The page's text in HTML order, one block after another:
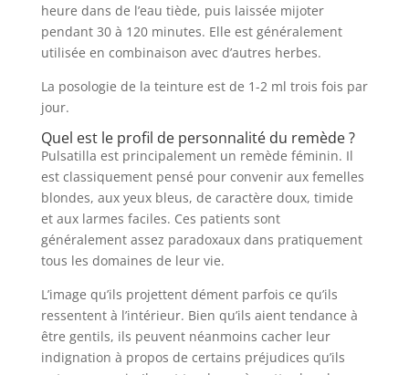
heure dans de l’eau tiède, puis laissée mijoter
pendant 30 à 120 minutes. Elle est généralement
utilisée en combinaison avec d’autres herbes.
La posologie de la teinture est de 1-2 ml trois fois par
jour.
Quel est le profil de personnalité du remède ?
Pulsatilla est principalement un remède féminin. Il
est classiquement pensé pour convenir aux femelles
blondes, aux yeux bleus, de caractère doux, timide
et aux larmes faciles. Ces patients sont
généralement assez paradoxaux dans pratiquement
tous les domaines de leur vie.
L’image qu’ils projettent dément parfois ce qu’ils
ressentent à l’intérieur. Bien qu’ils aient tendance à
être gentils, ils peuvent néanmoins cacher leur
indignation à propos de certains préjudices qu’ils